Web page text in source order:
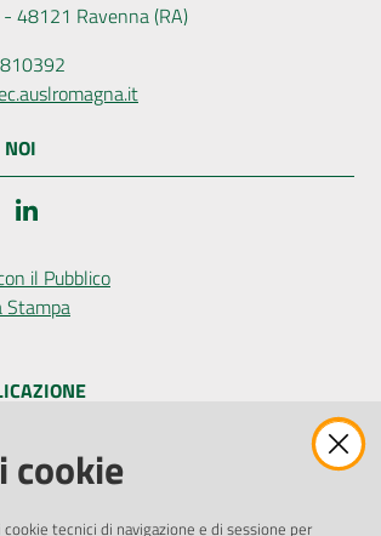
- 48121 Ravenna (RA)
YouTube
il Pubblico
Stampa
cookie
tecnici di navigazione e di sessione per